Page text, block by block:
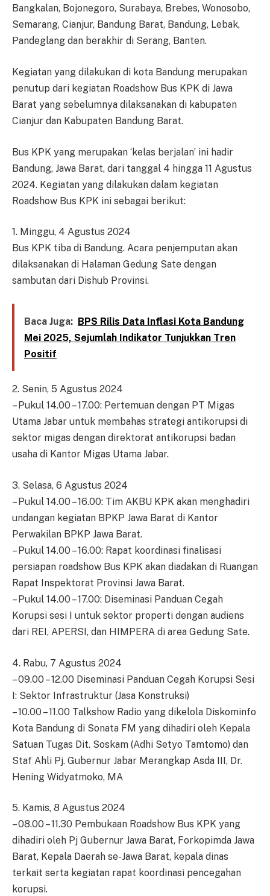
Bangkalan, Bojonegoro, Surabaya, Brebes, Wonosobo,
Semarang, Cianjur, Bandung Barat, Bandung, Lebak,
Pandeglang dan berakhir di Serang, Banten.
Kegiatan yang dilakukan di kota Bandung merupakan
penutup dari kegiatan Roadshow Bus KPK di Jawa
Barat yang sebelumnya dilaksanakan di kabupaten
Cianjur dan Kabupaten Bandung Barat.
Bus KPK yang merupakan ‘kelas berjalan’ ini hadir
Bandung, Jawa Barat, dari tanggal 4 hingga 11 Agustus
2024. Kegiatan yang dilakukan dalam kegiatan
Roadshow Bus KPK ini sebagai berikut:
1. Minggu, 4 Agustus 2024
Bus KPK tiba di Bandung. Acara penjemputan akan
dilaksanakan di Halaman Gedung Sate dengan
sambutan dari Dishub Provinsi.
Baca Juga: BPS Rilis Data Inflasi Kota Bandung
Mei 2025, Sejumlah Indikator Tunjukkan Tren
Positif
2. Senin, 5 Agustus 2024
– Pukul 14.00 – 17.00: Pertemuan dengan PT Migas
Utama Jabar untuk membahas strategi antikorupsi di
sektor migas dengan direktorat antikorupsi badan
usaha di Kantor Migas Utama Jabar.
3. Selasa, 6 Agustus 2024
– Pukul 14.00 – 16.00: Tim AKBU KPK akan menghadiri
undangan kegiatan BPKP Jawa Barat di Kantor
Perwakilan BPKP Jawa Barat.
– Pukul 14.00 – 16.00: Rapat koordinasi finalisasi
persiapan roadshow Bus KPK akan diadakan di Ruangan
Rapat Inspektorat Provinsi Jawa Barat.
– Pukul 14.00 – 17.00: Diseminasi Panduan Cegah
Korupsi sesi I untuk sektor properti dengan audiens
dari REI, APERSI, dan HIMPERA di area Gedung Sate.
4. Rabu, 7 Agustus 2024
– 09.00 – 12.00 Diseminasi Panduan Cegah Korupsi Sesi
I: Sektor Infrastruktur (Jasa Konstruksi)
– 10.00 – 11.00 Talkshow Radio yang dikelola Diskominfo
Kota Bandung di Sonata FM yang dihadiri oleh Kepala
Satuan Tugas Dit. Soskam (Adhi Setyo Tamtomo) dan
Staf Ahli Pj. Gubernur Jabar Merangkap Asda III, Dr.
Hening Widyatmoko, MA
5. Kamis, 8 Agustus 2024
– 08.00 – 11.30 Pembukaan Roadshow Bus KPK yang
dihadiri oleh Pj Gubernur Jawa Barat, Forkopimda Jawa
Barat, Kepala Daerah se-Jawa Barat, kepala dinas
terkait serta kegiatan rapat koordinasi pencegahan
korupsi.